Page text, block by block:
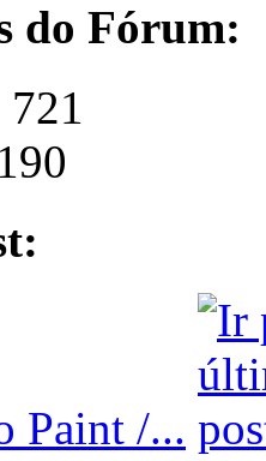
do Fórum:
Paint /...